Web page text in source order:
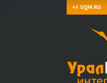
<< UQM.RU